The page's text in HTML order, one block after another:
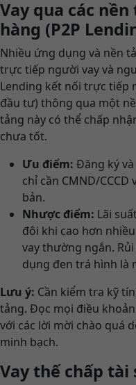
Vay qua các
hàng (P2P
Nhiều ứng dụng và nền
trực tiếp người vay và
Lending kết nối trực tiếp
đầu tư) thông qua một
tảng này có thể chấp
chưa tốt.
Ưu điểm: Đăng ký
chỉ cần CMND/
bản.
Nhược điểm: Lãi
đôi khi cao hơn
vay thường ngắn.
dụng đen trá hình là
Lưu ý: Cần kiểm tra kỹ
tảng. Đọc mọi điều
với các lời mời chào quá
minh bạch.
Vay thế chấp tài